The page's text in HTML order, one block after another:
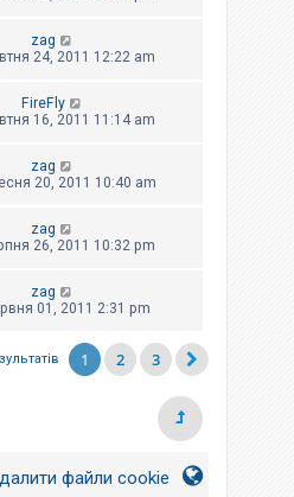
zag
24, 2011 12:22 am
FireFly
16, 2011 11:14 am
zag
20, 2011 10:40 am
zag
26, 2011 10:32 pm
zag
01, 2011 2:31 pm
1 2 3
файли cookie